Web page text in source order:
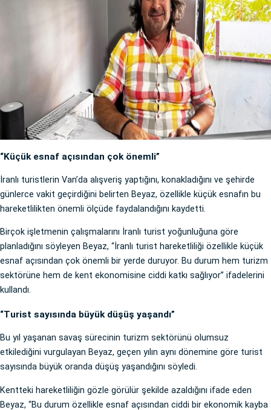
“Küçük esnaf açısından çok önemli”
İranlı turistlerin Van’da alışveriş yaptığını, konakladığını ve şehirde
günlerce vakit geçirdiğini belirten Beyaz, özellikle küçük esnafın bu
hareketlilikten önemli ölçüde faydalandığını kaydetti.
Birçok işletmenin çalışmalarını İranlı turist yoğunluğuna göre
planladığını söyleyen Beyaz, “İranlı turist hareketliliği özellikle küçük
esnaf açısından çok önemli bir yerde duruyor. Bu durum hem turizm
sektörüne hem de kent ekonomisine ciddi katkı sağlıyor” ifadelerini
kullandı.
“Turist sayısında büyük düşüş yaşandı”
Bu yıl yaşanan savaş sürecinin turizm sektörünü olumsuz
etkilediğini vurgulayan Beyaz, geçen yılın aynı dönemine göre turist
sayısında büyük oranda düşüş yaşandığını söyledi.
Kentteki hareketliliğin gözle görülür şekilde azaldığını ifade eden
Beyaz, “Bu durum özellikle esnaf açısından ciddi bir ekonomik kayba